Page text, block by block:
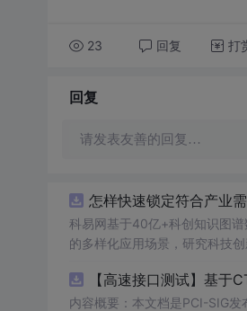
23 回复 打
回复
请发表友善的回复…
怎样快速锁定符合产业
科易网基于40亿+科创知识图
的多样化应用场景，研究科技
【高速接口测试】基于
内容概要：本文档是PCI-SIG